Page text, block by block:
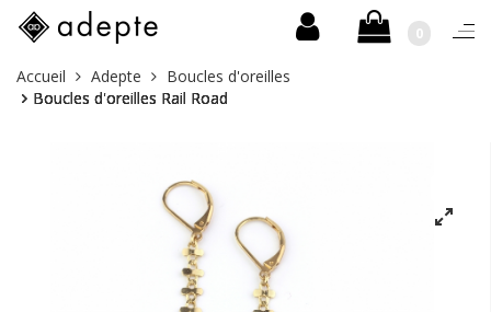
Aller
0
Vous
êtes
Accueil Adepte
Boucles d'oreilles
Boucles d'oreilles Rail Road